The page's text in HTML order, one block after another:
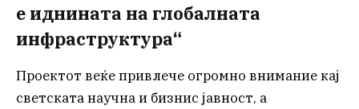
е иднината на глобалната
инфраструктура“
Проектот веќе привлече огромно внимание кај
светската научна и бизнис јавност, а